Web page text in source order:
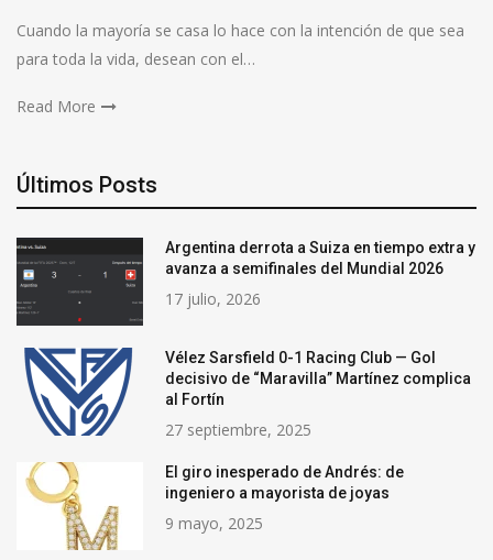
Cuando la mayoría se casa lo hace con la intención de que sea
para toda la vida, desean con el…
Read More
Últimos Posts
Argentina derrota a Suiza en tiempo extra y
avanza a semifinales del Mundial 2026
17 julio, 2026
Vélez Sarsfield 0-1 Racing Club — Gol
decisivo de “Maravilla” Martínez complica
al Fortín
27 septiembre, 2025
El giro inesperado de Andrés: de
ingeniero a mayorista de joyas
9 mayo, 2025